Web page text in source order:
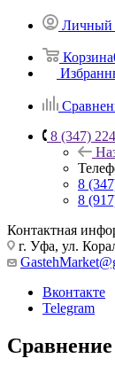
Личный
Корзина
8 (347)
8
8
Контактная
г. Уфа, ул.
Вконтакте
Telegram
Сравнение